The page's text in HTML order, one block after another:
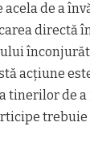
acela de a
directă
acţiune
tinerilor de
trebuie